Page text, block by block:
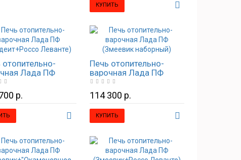
КУПИТЬ
отопительно-
Лада ПФ
р.
Печь отопительно-
варочная Лада ПФ
(Змеевик наборный)
114 300 р.
КУПИТЬ